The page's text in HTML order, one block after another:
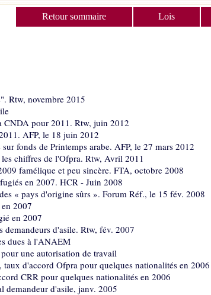
Retour sommaire Lois
Rtw, novembre 2015
CNDA pour 2011. Rtw, juin 2012
AFP, le 18 juin 2012
fonds de Printemps arabe. AFP, le 27 mars 2012
chiffres de l'Ofpra. Rtw, Avril 2011
famélique et peu sincère. FTA, octobre 2008
en 2007. HCR - Juin 2008
« pays d'origine sûrs ». Forum Réf., le 15 fév. 2008
2007
en 2007
d'asile. Rtw, fév. 2007
dues à l'ANAEM
une autorisation de travail
taux d'accord Ofpra pour quelques nationalités en 2006
CRR pour quelques nationalités en 2006
demandeur d'asile, janv. 2005